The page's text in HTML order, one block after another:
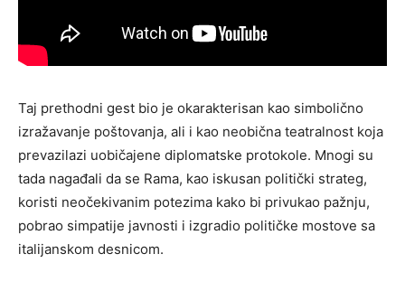
Taj prethodni gest bio je okarakterisan kao simbolično
izražavanje poštovanja, ali i kao neobična teatralnost koja
prevazilazi uobičajene diplomatske protokole. Mnogi su
tada nagađali da se Rama, kao iskusan politički strateg,
koristi neočekivanim potezima kako bi privukao pažnju,
pobrao simpatije javnosti i izgradio političke mostove sa
italijanskom desnicom.